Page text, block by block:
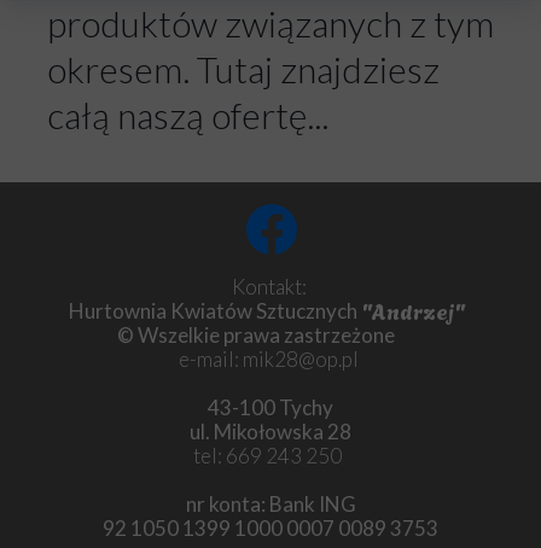
produktów związanych z tym
okresem. Tutaj znajdziesz
całą naszą ofertę...
Kontakt:
Hurtownia Kwiatów Sztucznych "Andrzej"
© Wszelkie prawa zastrzeżone
e-mail: mik28@op.pl
43-100 Tychy
ul. Mikołowska 28
tel: 669 243 250
nr konta: Bank ING
92 1050 1399 1000 0007 0089 3753